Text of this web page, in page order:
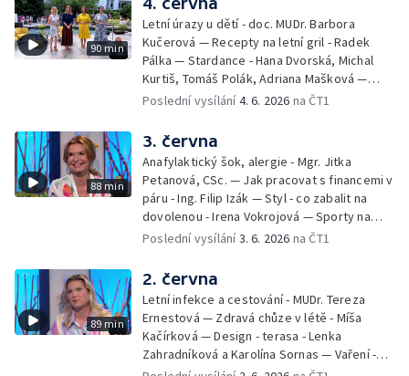
letní párty s přáteli – Pavla Pavelková —
Festival v ulicích – Petra Hradilová — Muzejní
noc
90 min
Letní úrazy u dětí - doc. MUDr. Barbora
Kučerová — Recepty na letní gril - Radek
Pálka — Stardance - Hana Dvorská, Michal
Kurtiš, Tomáš Polák, Adriana Mašková —
Debbie — Dětský čin roku — Zooterapie -
Jírová — Patrik Eliáš — Sladké recepty na
léto - Míša Sedláčková
Poslední vysílání4. 6. 2026 na ČT1
88 min
3. června
Anafylaktický šok, alergie - Mgr. Jitka
Petanová, CSc. — Jak pracovat s financemi v
páru - Ing. Filip Izák — Styl - co zabalit na
dovolenou - Irena Vokrojová — Sporty na
léto - paddleboard — Alžběta Jungrová —
Heřmánková, Zdeněk Žák, Josef Vrána
Poslední vysílání3. 6. 2026 na ČT1
89 min
2. června
Letní infekce a cestování - MUDr. Tereza
Ernestová — Zdravá chůze v létě - Míša
Kačírková — Design - terasa - Lenka
Zahradníková a Karolína Sornas — Vaření -
jahody - Simona Machurová — Letní sporty -